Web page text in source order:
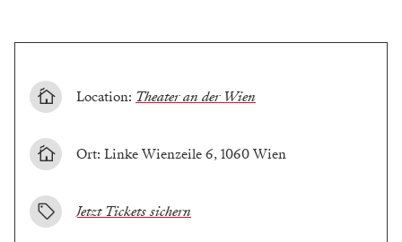
Location: Theater an der Wien
Ort: Linke Wienzeile 6, 1060 Wien
Jetzt Tickets sichern